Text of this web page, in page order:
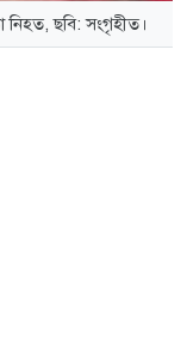
ছবি: সংগৃহীত।